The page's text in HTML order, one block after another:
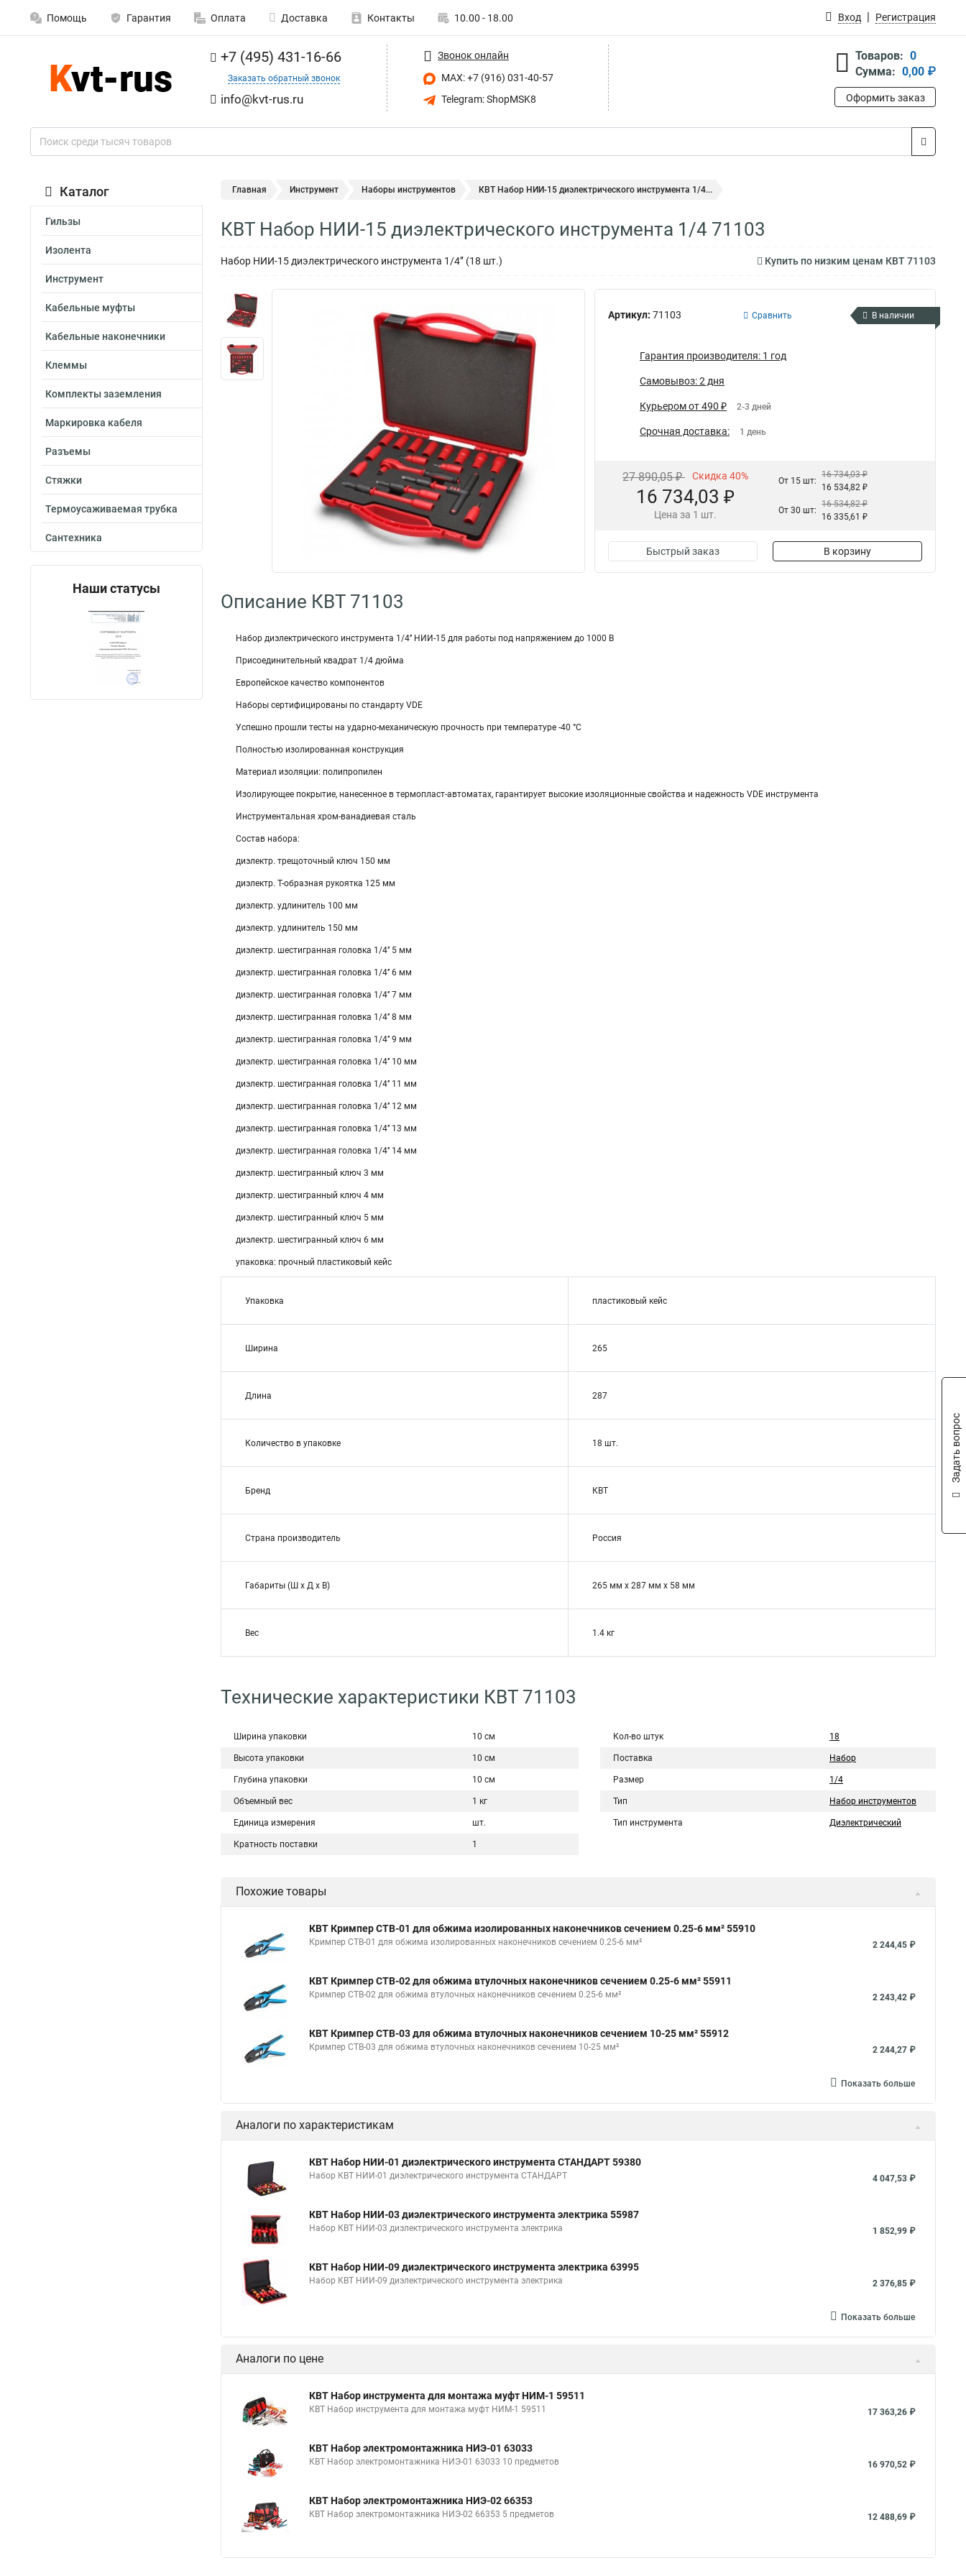
Помощь Гарантия Оплата Доставка Контакты 10.00 - 18.00 Вход Регистрация
+7 (495) 431-16-66
Заказать обратный звонок
info@kvt-rus.ru
Звонок онлайн
MAX: +7 (916) 031-40-57
Telegram: ShopMSK8
Товаров: 0
Сумма: 0,00 ₽
Оформить заказ
Каталог
Гильзы
Изолента
Инструмент
Кабельные муфты
Кабельные наконечники
Клеммы
Комплекты заземления
Маркировка кабеля
Разъемы
Стяжки
Термоусаживаемая трубка
Сантехника
Наши статусы
Главная Инструмент Наборы инструментов КВТ Набор НИИ-15 диэлектрического инструмента 1/4...
КВТ Набор НИИ-15 диэлектрического инструмента 1/4 71103
Набор НИИ-15 диэлектрического инструмента 1/4’’ (18 шт.) Купить по низким ценам КВТ 71103
Артикул: 71103 Сравнить В наличии
Гарантия производителя: 1 год
Самовывоз: 2 дня
Курьером от 490 ₽ 2-3 дней
Срочная доставка: 1 день
27 890,05 ₽ Скидка 40%
16 734,03 ₽
Цена за 1 шт.
От 15 шт:
16 734,03 ₽
16 534,82 ₽
От 30 шт:
16 534,82 ₽
16 335,61 ₽
Быстрый заказ В корзину
Описание КВТ 71103
Набор диэлектрического инструмента 1/4’’ НИИ-15 для работы под напряжением до 1000 В
Присоединительный квадрат 1/4 дюйма
Европейское качество компонентов
Наборы сертифицированы по стандарту VDE
Успешно прошли тесты на ударно-механическую прочность при температуре -40 °C
Полностью изолированная конструкция
Материал изоляции: полипропилен
Изолирующее покрытие, нанесенное в термопласт-автоматах, гарантирует высокие изоляционные свойства и надежность VDE инструмента
Инструментальная хром-ванадиевая сталь
Состав набора:
диэлектр. трещоточный ключ 150 мм
диэлектр. Т-образная рукоятка 125 мм
диэлектр. удлинитель 100 мм
диэлектр. удлинитель 150 мм
диэлектр. шестигранная головка 1/4’’ 5 мм
диэлектр. шестигранная головка 1/4’’ 6 мм
диэлектр. шестигранная головка 1/4’’ 7 мм
диэлектр. шестигранная головка 1/4’’ 8 мм
диэлектр. шестигранная головка 1/4’’ 9 мм
диэлектр. шестигранная головка 1/4’’ 10 мм
диэлектр. шестигранная головка 1/4’’ 11 мм
диэлектр. шестигранная головка 1/4’’ 12 мм
диэлектр. шестигранная головка 1/4’’ 13 мм
диэлектр. шестигранная головка 1/4’’ 14 мм
диэлектр. шестигранный ключ 3 мм
диэлектр. шестигранный ключ 4 мм
диэлектр. шестигранный ключ 5 мм
диэлектр. шестигранный ключ 6 мм
упаковка: прочный пластиковый кейс
Упаковка пластиковый кейс
Ширина 265
Длина 287
Количество в упаковке 18 шт.
Бренд КВТ
Страна производитель Россия
Габариты (Ш х Д х В) 265 мм x 287 мм x 58 мм
Вес 1.4 кг
Технические характеристики КВТ 71103
Ширина упаковки 10 см
Высота упаковки 10 см
Глубина упаковки 10 см
Объемный вес 1 кг
Единица измерения шт.
Кратность поставки 1
Кол-во штук 18
Поставка Набор
Размер 1/4
Тип Набор инструментов
Тип инструмента Диэлектрический
Похожие товары
КВТ Кримпер CTB-01 для обжима изолированных наконечников сечением 0.25-6 мм² 55910
Кримпер CTB-01 для обжима изолированных наконечников сечением 0.25-6 мм² 2 244,45 ₽
КВТ Кримпер CTB-02 для обжима втулочных наконечников сечением 0.25-6 мм² 55911
Кримпер CTB-02 для обжима втулочных наконечников сечением 0.25-6 мм² 2 243,42 ₽
КВТ Кримпер CTB-03 для обжима втулочных наконечников сечением 10-25 мм² 55912
Кримпер CTB-03 для обжима втулочных наконечников сечением 10-25 мм² 2 244,27 ₽
Показать больше
Аналоги по характеристикам
КВТ Набор НИИ-01 диэлектрического инструмента СТАНДАРТ 59380
Набор КВТ НИИ-01 диэлектрического инструмента СТАНДАРТ 4 047,53 ₽
КВТ Набор НИИ-03 диэлектрического инструмента электрика 55987
Набор КВТ НИИ-03 диэлектрического инструмента электрика 1 852,99 ₽
КВТ Набор НИИ-09 диэлектрического инструмента электрика 63995
Набор КВТ НИИ-09 диэлектрического инструмента электрика 2 376,85 ₽
Показать больше
Аналоги по цене
КВТ Набор инструмента для монтажа муфт НИМ-1 59511
КВТ Набор инструмента для монтажа муфт НИМ-1 59511 17 363,26 ₽
КВТ Набор электромонтажника НИЭ-01 63033
КВТ Набор электромонтажника НИЭ-01 63033 10 предметов 16 970,52 ₽
КВТ Набор электромонтажника НИЭ-02 66353
КВТ Набор электромонтажника НИЭ-02 66353 5 предметов 12 488,69 ₽
Задать вопрос